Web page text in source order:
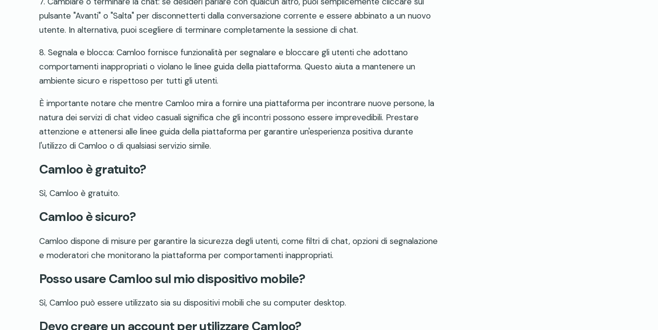
pulsante "Avanti" o "Salta" per disconnetterti dalla conversazione corrente e essere abbinato a un nuovo
utente. In alternativa, puoi scegliere di terminare completamente la sessione di chat.
8. Segnala e blocca: Camloo fornisce funzionalità per segnalare e bloccare gli utenti che adottano
comportamenti inappropriati o violano le linee guida della piattaforma. Questo aiuta a mantenere un
ambiente sicuro e rispettoso per tutti gli utenti.
È importante notare che mentre Camloo mira a fornire una piattaforma per incontrare nuove persone, la
natura dei servizi di chat video casuali significa che gli incontri possono essere imprevedibili. Prestare
attenzione e attenersi alle linee guida della piattaforma per garantire un'esperienza positiva durante
l'utilizzo di Camloo o di qualsiasi servizio simile.
Camloo è gratuito?
Sì, Camloo è gratuito.
Camloo è sicuro?
Camloo dispone di misure per garantire la sicurezza degli utenti, come filtri di chat, opzioni di segnalazione
e moderatori che monitorano la piattaforma per comportamenti inappropriati.
Posso usare Camloo sul mio dispositivo mobile?
Sì, Camloo può essere utilizzato sia su dispositivi mobili che su computer desktop.
Devo creare un account per utilizzare Camloo?